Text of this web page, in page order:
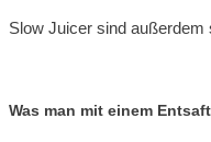
Slow Juicer sind außerdem
Was man mit einem